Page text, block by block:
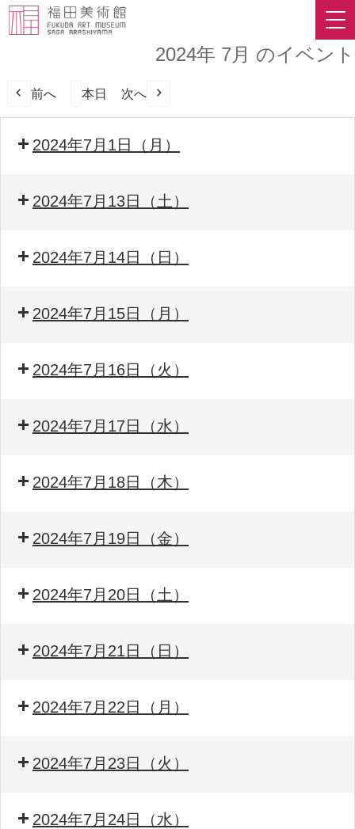
2024年 7月 のイベント
前へ 本日 次へ
2024年7月1日（月）
2024年7月13日（土）
2024年7月14日（日）
2024年7月15日（月）
2024年7月16日（火）
2024年7月17日（水）
2024年7月18日（木）
2024年7月19日（金）
2024年7月20日（土）
2024年7月21日（日）
2024年7月22日（月）
2024年7月23日（火）
2024年7月24日（水）